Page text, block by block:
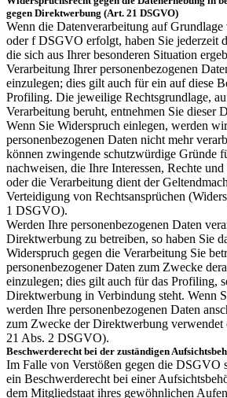
gegen Direktwerbung (Art. 21 DSGVO)
Wenn die Datenverarbeitung auf
oder f DSGVO erfolgt, haben Sie jederzeit
die sich aus Ihrer besonderen Situation
Verarbeitung Ihrer personenbezogenen
einzulegen; dies gilt auch für ein auf diese
Profiling. Die jeweilige Rechtsgrundlage,
Verarbeitung beruht, entnehmen Sie dieser
Wenn Sie Widerspruch einlegen, werden
personenbezogenen Daten nicht mehr
können zwingende schutzwürdige Gründe
nachweisen, die Ihre Interessen, Rechte
oder die Verarbeitung dient der
Verteidigung von Rechtsansprüchen
1 DSGVO).
Werden Ihre personenbezogenen Daten
Direktwerbung zu betreiben, so haben Sie
Widerspruch gegen die Verarbeitung Sie
personenbezogener Daten zum Zwecke
einzulegen; dies gilt auch für das Profiling,
Direktwerbung in Verbindung steht. Wenn
werden Ihre personenbezogenen Daten
zum Zwecke der Direktwerbung verwendet
21 Abs. 2 DSGVO).
Beschwerderecht bei der zuständigen
Im Falle von Verstößen gegen die DSGVO
ein Beschwerderecht bei einer
dem Mitgliedstaat ihres gewöhnlichen